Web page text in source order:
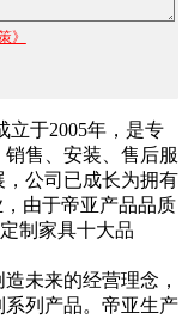
》
立于2005年，是专
售、安装、售后服
公司已成长为拥有
由于帝亚产品品质
制家具十大品
未来的经营理念，
列产品。帝亚生产